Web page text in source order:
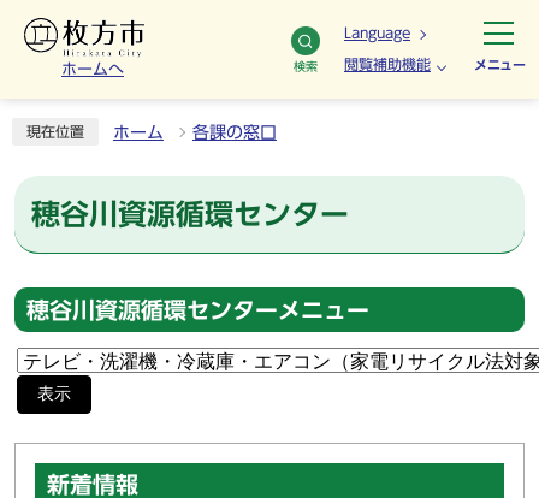
ホームへ 検索
Language
閲覧補助機能 メニュー
現在位置 ホーム 各課の窓口
穂谷川資源循環センター
穂谷川資源循環センターメニュー
表示
新着情報